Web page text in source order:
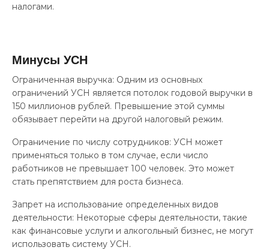
налогами.
Минусы УСН
Ограниченная выручка: Одним из основных
ограничений УСН является потолок годовой выручки в
150 миллионов рублей. Превышение этой суммы
обязывает перейти на другой налоговый режим.
Ограничение по числу сотрудников: УСН может
применяться только в том случае, если число
работников не превышает 100 человек. Это может
стать препятствием для роста бизнеса.
Запрет на использование определенных видов
деятельности: Некоторые сферы деятельности, такие
как финансовые услуги и алкогольный бизнес, не могут
использовать систему УСН.